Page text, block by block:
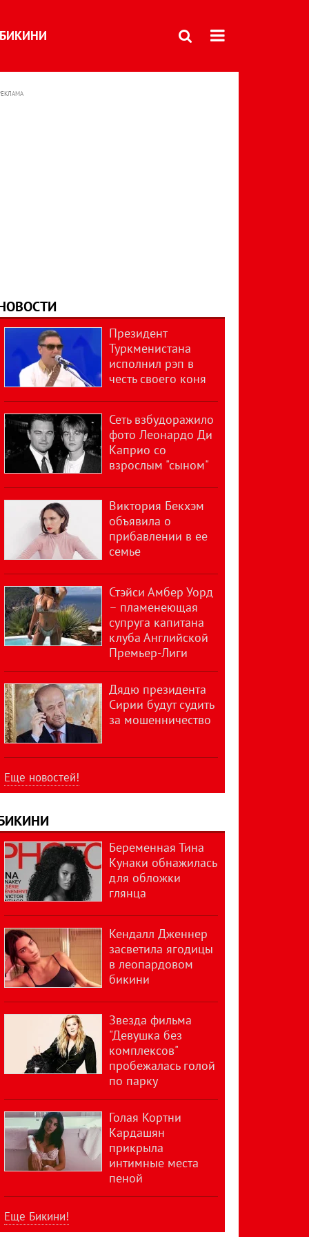
БИКИНИ
Президент
Туркменистана
исполнил рэп в
честь своего коня
Сеть взбудоражило
фото Леонардо Ди
Каприо со
взрослым "сыном"
Виктория Бекхэм
объявила о
прибавлении в ее
семье
Стэйси Амбер Уорд
– пламенеющая
супруга капитана
клуба Английской
Премьер-Лиги
Дядю президента
Сирии будут судить
за мошенничество
Еще новостей!
Беременная Тина
Кунаки обнажилась
для обложки
глянца
Кендалл Дженнер
засветила ягодицы
в леопардовом
бикини
Звезда фильма
"Девушка без
комплексов"
пробежалась голой
по парку
Голая Кортни
Кардашян
прикрыла
интимные места
пеной
Еще Бикини!